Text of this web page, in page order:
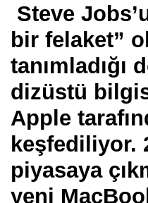
Steve
bir felaket”
tanımladığı
dizüstü
Apple
keşfediliyor.
piyasaya
yeni